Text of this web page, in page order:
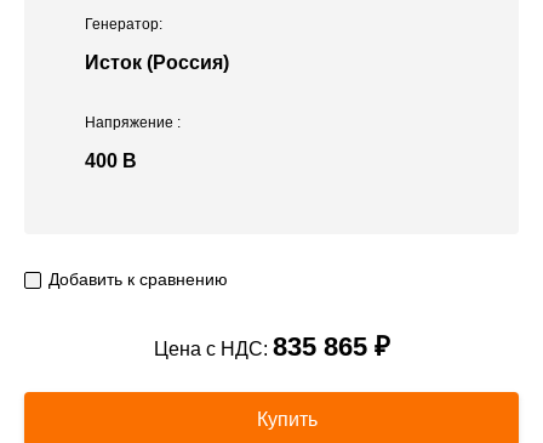
Напряжение :
400 В
Генератор:
Исток (Россия)
Добавить к сравнению
Цена с НДС: 835 865 ₽
Купить